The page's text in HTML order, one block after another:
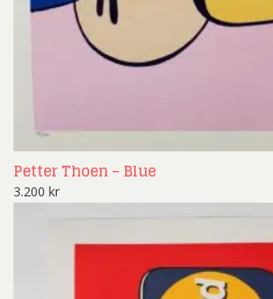
Petter Thoen – Blue
3.200 kr